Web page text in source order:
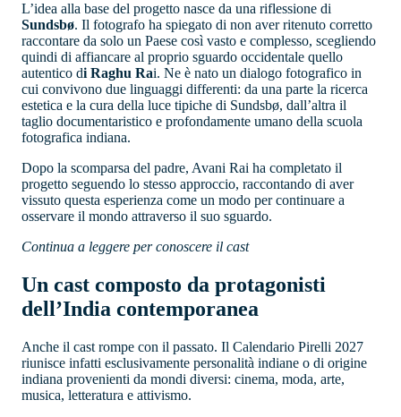
L’idea alla base del progetto nasce da una riflessione di
Sundsbø. Il fotografo ha spiegato di non aver ritenuto corretto
raccontare da solo un Paese così vasto e complesso, scegliendo
quindi di affiancare al proprio sguardo occidentale quello
autentico di Raghu Rai. Ne è nato un dialogo fotografico in
cui convivono due linguaggi differenti: da una parte la ricerca
estetica e la cura della luce tipiche di Sundsbø, dall’altra il
taglio documentaristico e profondamente umano della scuola
fotografica indiana.
Dopo la scomparsa del padre, Avani Rai ha completato il
progetto seguendo lo stesso approccio, raccontando di aver
vissuto questa esperienza come un modo per continuare a
osservare il mondo attraverso il suo sguardo.
Continua a leggere per conoscere il cast
Un cast composto da protagonisti
dell’India contemporanea
Anche il cast rompe con il passato. Il Calendario Pirelli 2027
riunisce infatti esclusivamente personalità indiane o di origine
indiana provenienti da mondi diversi: cinema, moda, arte,
musica, letteratura e attivismo.